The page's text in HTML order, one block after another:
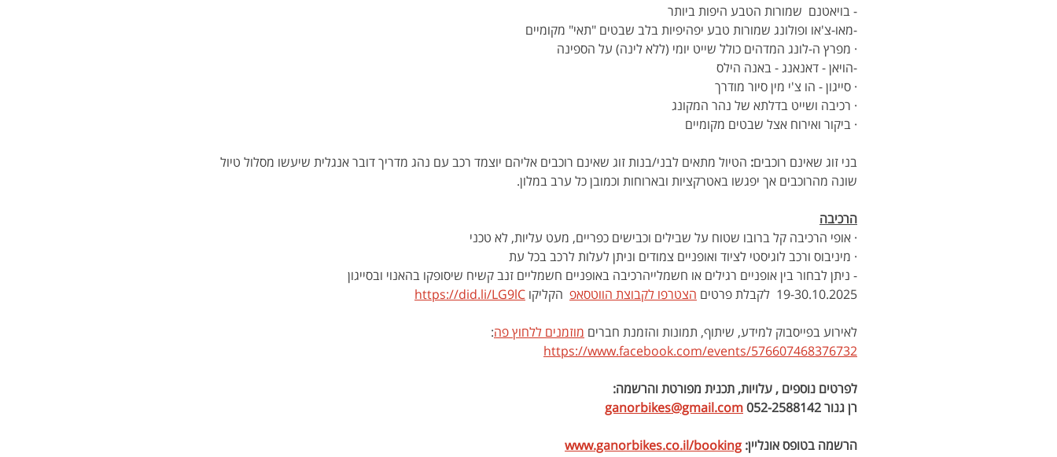
- בויאטנם  שמורות הטבע היפות ביותר
-מאו-צ'או ופולונג שמורות טבע יפהיפיות בלב שבטים "תאי" מקומיים
· מפרץ ה-לונג המדהים כולל שייט יומי (ללא לינה) על הספינה
-הויאן - דאנאנג - באנה הילס
· סייגון - הו צ'י מין סיור מודרך
· רכיבה ושייט בדלתא של נהר המקונג
· ביקור ואירוח אצל שבטים מקומיים
בני זוג שאינם רוכבים: הטיול מתאים לבני/בנות זוג שאינם רוכבים אליהם יוצמד רכב עם נהג מדריך דובר אנגלית שיעשו מסלול טיול
שונה מהרוכבים אך יפגשו באטרקציות ובארוחות וכמובן כל ערב במלון.
הרכיבה
· אופי הרכיבה קל ברובו שטוח על שבילים וכבישים כפריים, מעט עליות, לא טכני
· מיניבוס ורכב לוגיסטי לציוד ואופניים צמודים וניתן לעלות לרכב בכל עת
- ניתן לבחור בין אופניים רגילים או חשמלייהרכיבה באופניים חשמליים זנב קשיח שיסופקו בהאנוי ובסייגון
19-30.10.2025  לקבלת פרטים
הצטרפו לקבוצת הווטסאפ הקליקו https://did.li/LG9lC
לאירוע בפייסבוק למידע, שיתוף, תמונות והזמנת חברים מוזמנים ללחוץ פה:
https://www.facebook.com/events/576607468376732
לפרטים נוספים , עלויות, תכנית מפורטת והרשמה:
רן גנור 052-2588142
ganorbikes@gmail.com
הרשמה בטופס אונליין: www.ganorbikes.co.il/booking